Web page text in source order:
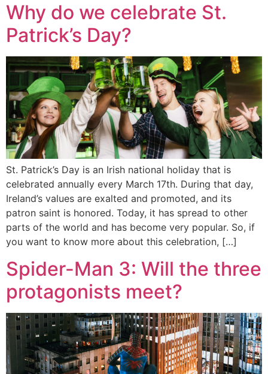
Why do we celebrate St.
Patrick’s Day?
St. Patrick’s Day is an Irish national holiday that is
celebrated annually every March 17th. During that day,
Ireland’s values are exalted and promoted, and its
patron saint is honored. Today, it has spread to other
parts of the world and has become very popular. So, if
you want to know more about this celebration, […]
Spider-Man 3: Will the three
protagonists meet?